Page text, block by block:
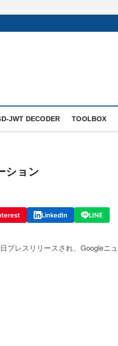
JWT DECODER TOOLBOX
ション
LinkedIn LINE
プレスリリースされ、Googleニ